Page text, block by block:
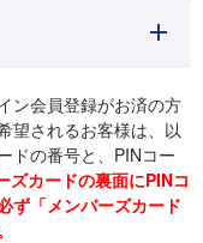
ン会員登録がお済の方
望されるお客様は、以
ドの番号と、PINコー
ズカードの裏面にPINコ
ず「メンバーズカード